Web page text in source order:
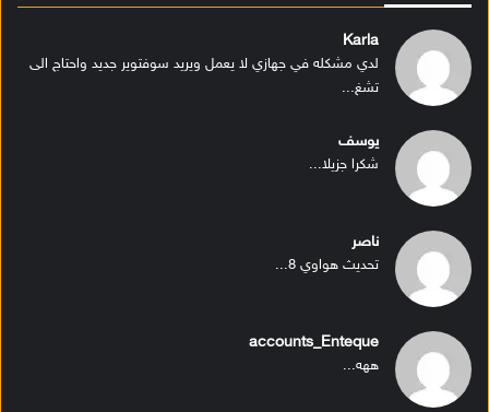
Karla
لدي مشكله في جهازي لا يعمل ويريد سوفتوير جديد واحتاج الى
تشغ...
يوسف
شكرا جزيلا...
ناصر
تحديث هواوي 8...
accounts_Enteque
ههه...